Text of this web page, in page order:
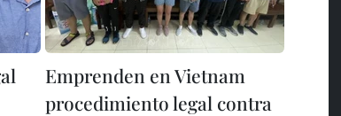
Emprenden en Vietnam
procedimiento legal contra